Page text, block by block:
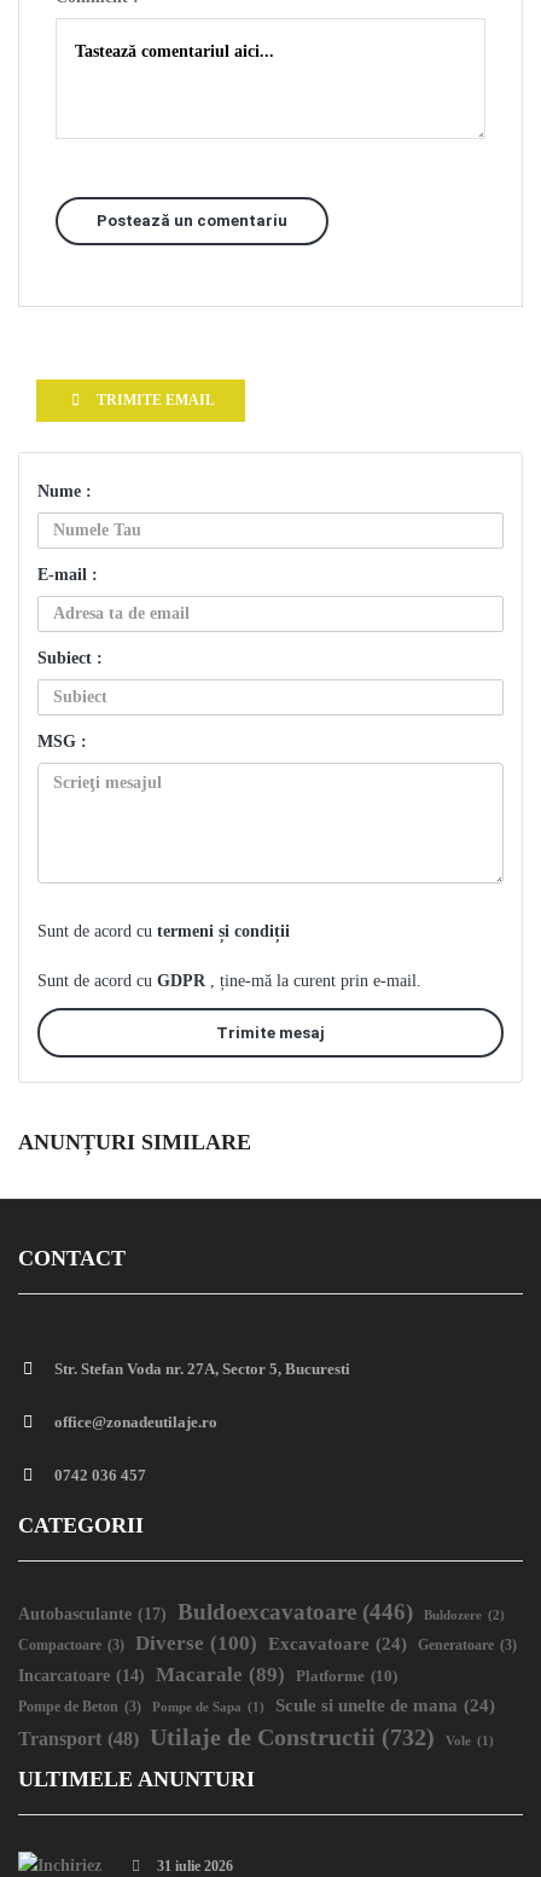
Postează un comentariu
TRIMITE EMAIL
Nume :
E-mail :
Subiect :
MSG :
Sunt de acord cu termeni și condiții
Sunt de acord cu GDPR , ține-mă la curent prin e-mail.
Trimite mesaj
ANUNȚURI SIMILARE
CONTACT
Str. Stefan Voda nr. 27A, Sector 5, Bucuresti
office@zonadeutilaje.ro
0742 036 457
CATEGORII
Autobasculante (17) Buldoexcavatoare (446) Buldozere (2)
Compactoare (3) Diverse (100) Excavatoare (24) Generatoare (3)
Incarcatoare (14) Macarale (89) Platforme (10)
Pompe de Beton (3) Pompe de Sapa (1) Scule si unelte de mana (24)
Transport (48) Utilaje de Constructii (732) Vole (1)
ULTIMELE ANUNTURI
31 iulie 2026